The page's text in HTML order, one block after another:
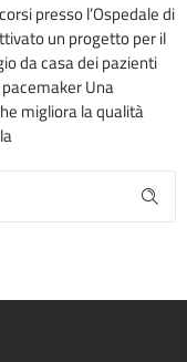
presso l’Ospedale di
un progetto per il
da casa dei pazienti
Una
migliora la qualità